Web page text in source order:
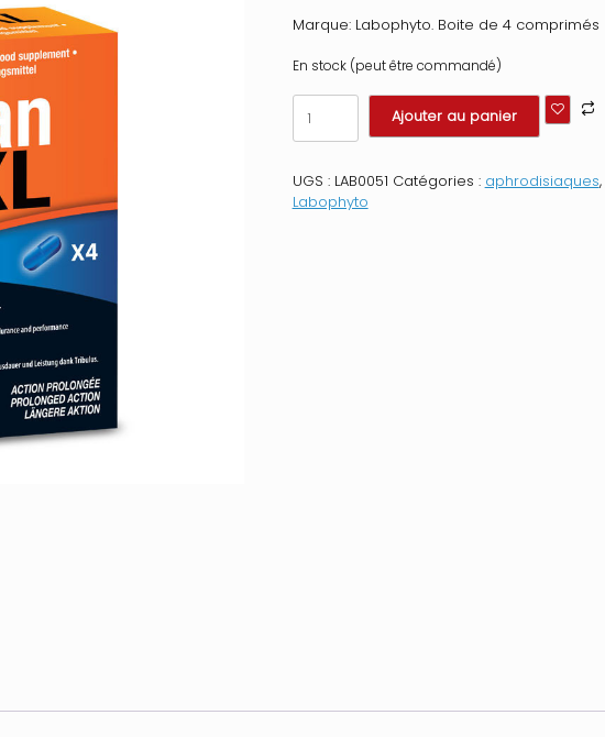
Marque: Labophyto. Boite de 4 comprimés
En stock (peut être commandé)
quantité
de
Titan
Homme
-
Ajouter au panier
UGS : LAB0051 Catégories : aphrodisiaques,
Labophyto